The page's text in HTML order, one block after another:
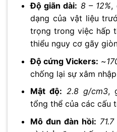
Độ giãn dài: 8 – 12%,
dạng của vật liệu
trọng trong việc hấp
thiểu nguy cơ gãy
Độ cứng Vickers: ~
chống lại sự xâm
Mật độ: 2.8 g/cm3,
tổng thể của các cấu
Mô đun đàn hồi: